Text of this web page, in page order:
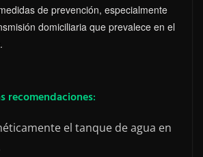
de prevención, especialmente
domiciliaria que prevalece en el
recomendaciones:
el tanque de agua en